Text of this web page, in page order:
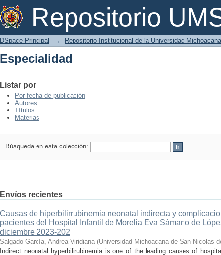
Repositorio
Especialidad
DSpace Principal → Repositorio Institucional de la Universidad
Especialidad
Listar por
Por fecha de publicación
Autores
Títulos
Materias
Búsqueda en esta colección:
Envíos recientes
Causas de hiperbilirrubinemia neonatal indirecta y
pacientes del Hospital Infantil de Morelia Eva Sámano de
diciembre 2023-202
Salgado García, Andrea Viridiana (Universidad Michoacana de San Nicolas
Indirect neonatal hyperbilirubinemia is one of the leading causes of